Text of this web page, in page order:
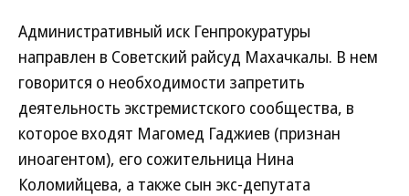
Административный иск Генпрокуратуры
направлен в Советский райсуд Махачкалы. В нем
говорится о необходимости запретить
деятельность экстремистского сообщества, в
которое входят Магомед Гаджиев (признан
иноагентом), его сожительница Нина
Коломийцева, а также сын экс-депутата